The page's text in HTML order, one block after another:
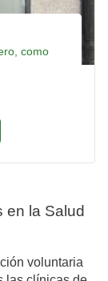
como
en la Salud
voluntaria